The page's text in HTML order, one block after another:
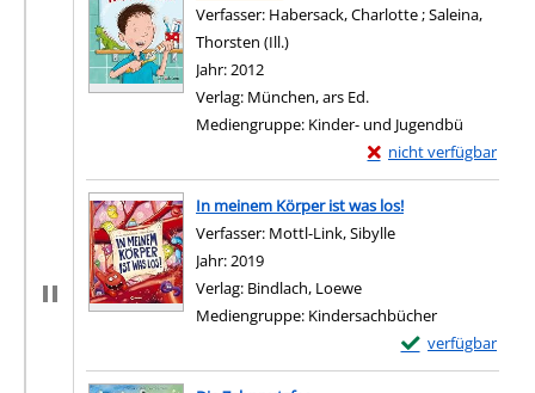
Verfasser: Habersack, Charlotte;Saleina,
Thorsten (Ill.)
Jahr:2012
Verlag: München, ars Ed.
Mediengruppe: Kinder- und Jugendbü
nicht verfügbar
Exemplar-Details von
Zum Download von
In meinem Körper ist was los!
Verfasser: Mottl-Link, Sibylle
Jahr:2019
Verlag: Bindlach, Loewe
Mediengruppe: Kindersachbücher
verfügbar
Exemplar-Details
Zum Download